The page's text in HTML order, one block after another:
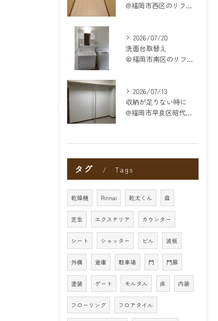
@福岡市西区のリフォーム
2026/07/20
洗面台取替え
＠福岡市南区のリフォーム
2026/07/13
収納が足りない時に
@福岡市早良区昭代のリフォーム
タグ Tags
乾燥機 Rinnai 乾太くん 庭
芝生 エクステリア カウンター
シート シャッター ビル 波板
外構 倉庫 駐車場 門 門扉
塗装 ゲート モルタル 床 内装
フローリング フロアタイル